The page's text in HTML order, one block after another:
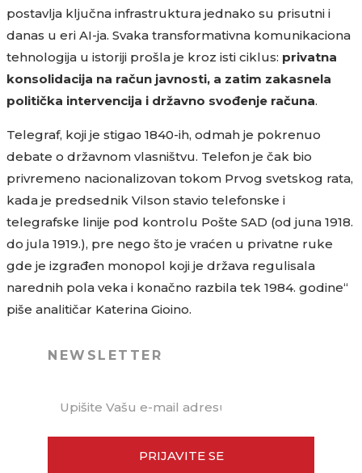
postavlja ključna infrastruktura jednako su prisutni i
danas u eri AI-ja. Svaka transformativna komunikaciona
tehnologija u istoriji prošla je kroz isti ciklus: privatna
konsolidacija na račun javnosti, a zatim zakasnela
politička intervencija i državno svođenje računa.
Telegraf, koji je stigao 1840-ih, odmah je pokrenuo
debate o državnom vlasništvu. Telefon je čak bio
privremeno nacionalizovan tokom Prvog svetskog rata,
kada je predsednik Vilson stavio telefonske i
telegrafske linije pod kontrolu Pošte SAD (od juna 1918.
do jula 1919.), pre nego što je vraćen u privatne ruke
gde je izgrađen monopol koji je država regulisala
narednih pola veka i konačno razbila tek 1984. godine“
piše analitičar Katerina Gioino.
NEWSLETTER
PRIJAVITE SE